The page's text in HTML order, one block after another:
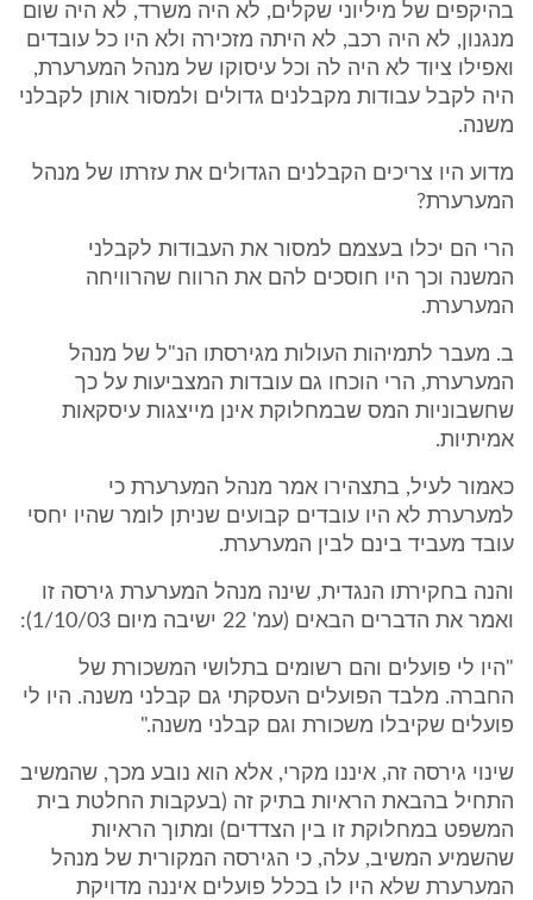
בהיקפים של מיליוני שקלים, לא היה משרד, לא היה שום
מנגנון, לא היה רכב, לא היתה מזכירה ולא היו כל עובדים
ואפילו ציוד לא היה לה וכל עיסוקו של מנהל המערערת,
היה לקבל עבודות מקבלנים גדולים ולמסור אותן לקבלני
משנה.
מדוע היו צריכים הקבלנים הגדולים את עזרתו של מנהל
המערערת?
הרי הם יכלו בעצמם למסור את העבודות לקבלני
המשנה וכך היו חוסכים להם את הרווח שהרוויחה
המערערת.
ב. מעבר לתמיהות העולות מגירסתו הנ"ל של מנהל
המערערת, הרי הוכחו גם עובדות המצביעות על כך
שחשבוניות המס שבמחלוקת אינן מייצגות עיסקאות
אמיתיות.
כאמור לעיל, בתצהירו אמר מנהל המערערת כי
למערערת לא היו עובדים קבועים שניתן לומר שהיו יחסי
עובד מעביד בינם לבין המערערת.
והנה בחקירתו הנגדית, שינה מנהל המערערת גירסה זו
ואמר את הדברים הבאים (עמ' 22 ישיבה מיום 1/10/03):
"היו לי פועלים והם רשומים בתלושי המשכורת של
החברה. מלבד הפועלים העסקתי גם קבלני משנה. היו לי
פועלים שקיבלו משכורת וגם קבלני משנה."
שינוי גירסה זה, איננו מקרי, אלא הוא נובע מכך, שהמשיב
התחיל בהבאת הראיות בתיק זה (בעקבות החלטת בית
המשפט במחלוקת זו בין הצדדים) ומתוך הראיות
שהשמיע המשיב, עלה, כי הגירסה המקורית של מנהל
המערערת שלא היו לו בכלל פועלים איננה מדויקת